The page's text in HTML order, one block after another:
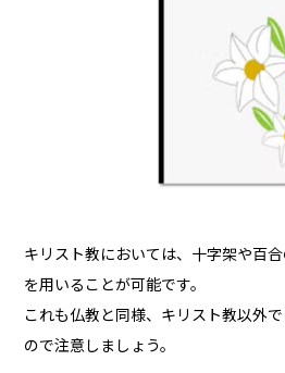
キリスト教においては、十字架や百
を用いることが可能です。
これも仏教と同様、キリスト教以外
ので注意しましょう。